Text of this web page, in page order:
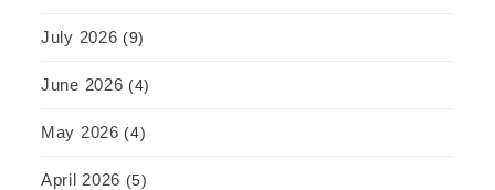
July 2026 (9)
June 2026 (4)
May 2026 (4)
April 2026 (5)